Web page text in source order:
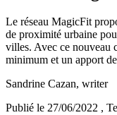
Le réseau MagicFit
de proximité urbaine
villes. Avec ce nouveau
minimum et un apport
Sandrine Cazan, writer
Publié le 27/06/2022 ,